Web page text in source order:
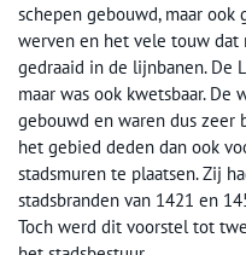
schepen gebouwd, maar
werven en het vele touw dat
gedraaid in de lijnbanen. De
maar was ook kwetsbaar.
gebouwd en waren dus zeer
het gebied deden dan ook
stadsmuren te plaatsen. Zij
stadsbranden van 1421 en
Toch werd dit voorstel tot